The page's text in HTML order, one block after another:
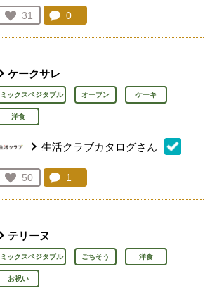
お気に入り登録：
31
人が登録
コメント：
0
ケークサレ
ミックスベジタブル オーブン ケーキ
洋食
生活クラブカタログさん
お気に入り登録：
50
人が登録
コメント：
1
テリーヌ
ミックスベジタブル ごちそう 洋食
お祝い